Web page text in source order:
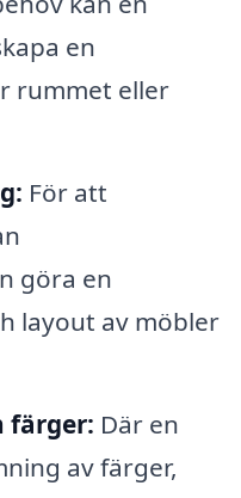
en
rummet eller
För att
göra en
layout av möbler
färger: Där en
av färger,